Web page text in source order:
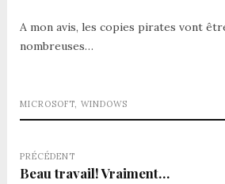
A mon avis, les copies pirates vont
nombreuses…
MICROSOFT, WINDOWS
PRÉCÉDENT
Beau travail! Vraiment…